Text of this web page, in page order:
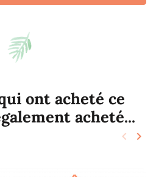
ont acheté ce
acheté...
keyboard_arrow_left keyboard_arrow_right